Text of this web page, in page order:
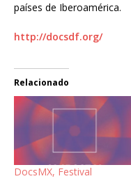
países de Iberoamérica.
http://docsdf.org/
Relacionado
DocsMX, Festival